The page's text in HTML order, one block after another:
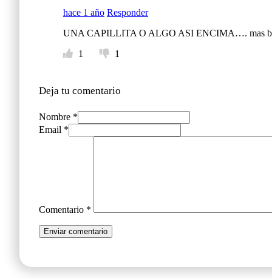
hace 1 año Responder
UNA CAPILLITA O ALGO ASI ENCIMA…. mas
1
1
Deja tu comentario
Nombre *
Email *
Comentario *